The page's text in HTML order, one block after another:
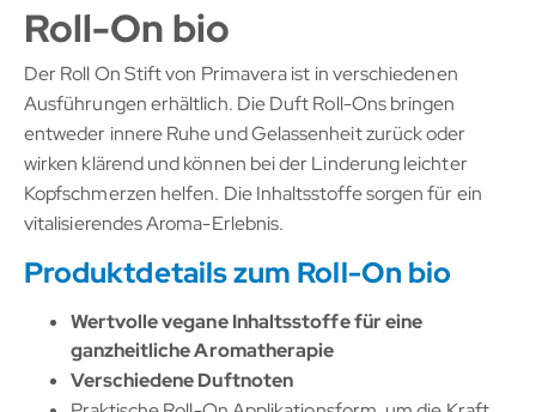
Roll-On bio
Der Roll On Stift von Primavera ist in verschiedenen
Ausführungen erhältlich. Die Duft Roll-Ons bringen
entweder innere Ruhe und Gelassenheit zurück oder
wirken klärend und können bei der Linderung leichter
Kopfschmerzen helfen. Die Inhaltsstoffe sorgen für ein
vitalisierendes Aroma-Erlebnis.
Produktdetails zum Roll-On bio
Wertvolle vegane Inhaltsstoffe für eine
ganzheitliche Aromatherapie
Verschiedene Duftnoten